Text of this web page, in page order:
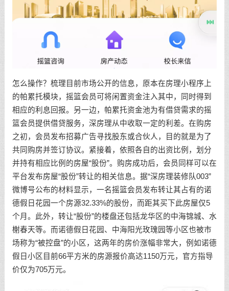
怎么操作？梳理目前市场公开的信息，原本在房理小程序上
的帕累托模块，摇篮会员可将闲置资金注入其中，同时得到
相应的利息回报。另一边，帕累托资金池为有借贷需求的摇
篮会员提供借贷服务，深房理从中收取一定的利差。在购房
之初，会员发布招募广告寻找股东或合伙人，目的就是为了
共同购房并签订协议。紧接着，依照各自的出资比例，划分
并持有相应比例的房屋“股份”。购房成功后，会员同样可以在
平台发布房屋“股份”转让的相关信息。据“深房理装修队003”
微博号公布的材料显示，一名摇篮会员发布转让其占有的诺
德假日花园一个房源32.33%的股份，而距其买下此房屋仅5
个月。此外，转让“股份”的楼盘还包括龙华区的中海锦城、水
榭春天等。而诺德假日花园、中海阳光玫瑰园等小区也被市
场称为“被控盘”的小区，这两年的房价涨幅非常大，例如诺德
假日小区目前66平方米的房源报价高达1150万元，官方指导
价仅为705万元。